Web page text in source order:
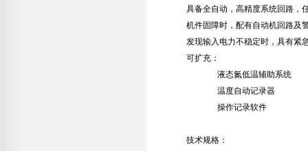
具备全自动，高精度系统回路，
机件固障时，配有自动机回路及
发现输入电力不稳定时，具有紧
可扩充：
液态氮低温辅助系统
温度自动记录器
操作记录软件
技术规格：